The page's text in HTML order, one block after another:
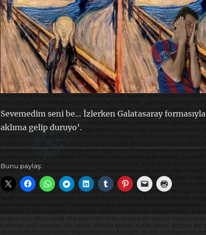
Sevemedim seni be… İzlerken Galatasaray formasıyla
aklıma gelip duruyo’.
Bunu paylaş: